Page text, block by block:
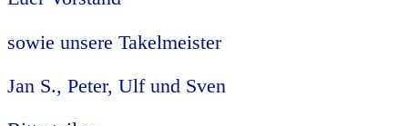
sowie unsere Takelmeister
Jan S., Peter, Ulf und Sven